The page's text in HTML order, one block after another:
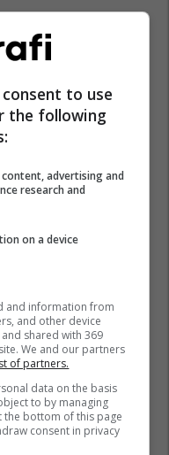
to use
the following
advertising and
research and
on a device
and information from
and other device
shared with 369
We and our partners
of partners.
data on the basis
to by managing
the bottom of this page
consent in privacy